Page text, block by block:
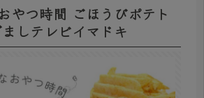
やつ時間 ごほうびポテト
しテレビイマドキ